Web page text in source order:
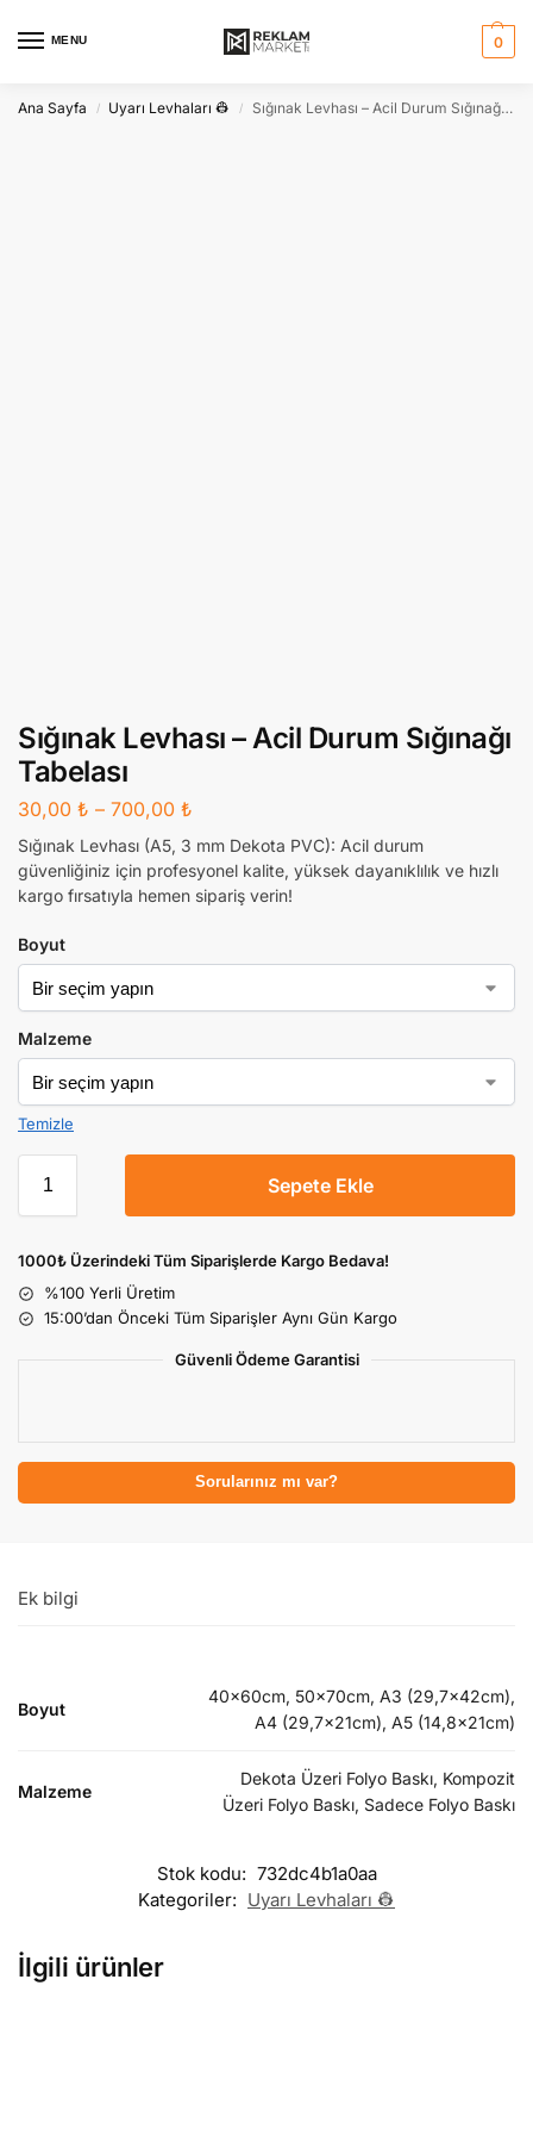
MENU 0
Ana Sayfa / Uyarı Levhaları 👷 / Sığınak Levhası – Acil Durum Sığınağı Tabelası
Sığınak Levhası – Acil Durum Sığınağı
Tabelası
30,00 ₺ – 700,00 ₺
Sığınak Levhası (A5, 3 mm Dekota PVC): Acil durum
güvenliğiniz için profesyonel kalite, yüksek dayanıklılık ve hızlı
kargo fırsatıyla hemen sipariş verin!
Boyut
Malzeme
Temizle
Sepete Ekle
1000₺ Üzerindeki Tüm Siparişlerde Kargo Bedava!
%100 Yerli Üretim
15:00’dan Önceki Tüm Siparişler Aynı Gün Kargo
Güvenli Ödeme Garantisi
Sorularınız mı var?
Ek bilgi
Boyut
40x60cm, 50x70cm, A3 (29,7x42cm),
A4 (29,7x21cm), A5 (14,8x21cm)
Malzeme
Dekota Üzeri Folyo Baskı, Kompozit
Üzeri Folyo Baskı, Sadece Folyo Baskı
Stok kodu: 732dc4b1a0aa
Kategoriler: Uyarı Levhaları 👷
İlgili ürünler